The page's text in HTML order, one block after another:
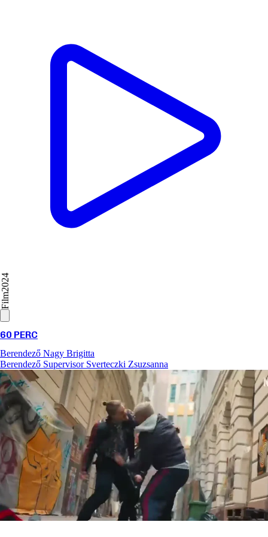
2024
Film
60 PERC
Berendező Nagy Brigitta
Berendező Supervisor Sverteczki Zsuzsanna